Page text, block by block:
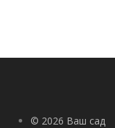
© 2026 Ваш сад